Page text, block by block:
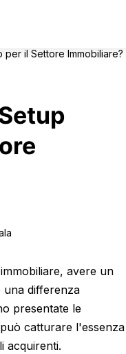
il Settore Immobiliare?
avere un
una differenza
presentate le
catturare l'essenza
acquirenti.